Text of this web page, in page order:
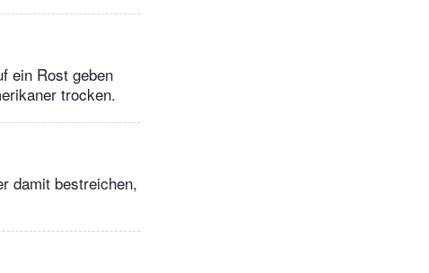
ein Rost geben
trocken.
damit bestreichen,